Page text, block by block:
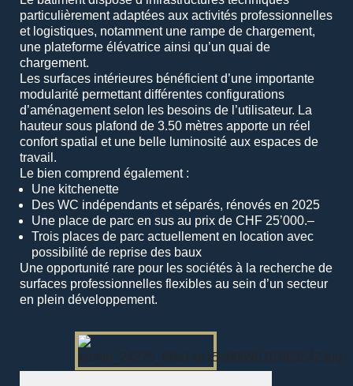
particulièrement adaptées aux activités professionnelles
et logistiques, notamment une rampe de chargement,
une plateforme élévatrice ainsi qu’un quai de
chargement.
Les surfaces intérieures bénéficient d’une importante
modularité permettant différentes configurations
d’aménagement selon les besoins de l’utilisateur. La
hauteur sous plafond de 3.50 mètres apporte un réel
confort spatial et une belle luminosité aux espaces de
travail.
Le bien comprend également :
Une kitchenette
Des WC indépendants et séparés, rénovés en 2025
Une place de parc en sus au prix de CHF 25’000.–
Trois places de parc actuellement en location avec
possibilité de reprise des baux
Une opportunité rare pour les sociétés à la recherche de
surfaces professionnelles flexibles au sein d’un secteur
en plein développement.